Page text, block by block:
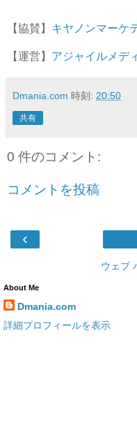
【協賛】 キヤノンマーケ
【運営】 アジャイルメデ
Dmania.com 時刻: 20:50
共有
0 件のコメント:
コメントを投稿
‹
ウェブ
About Me
Dmania.com
詳細プロフィールを表示